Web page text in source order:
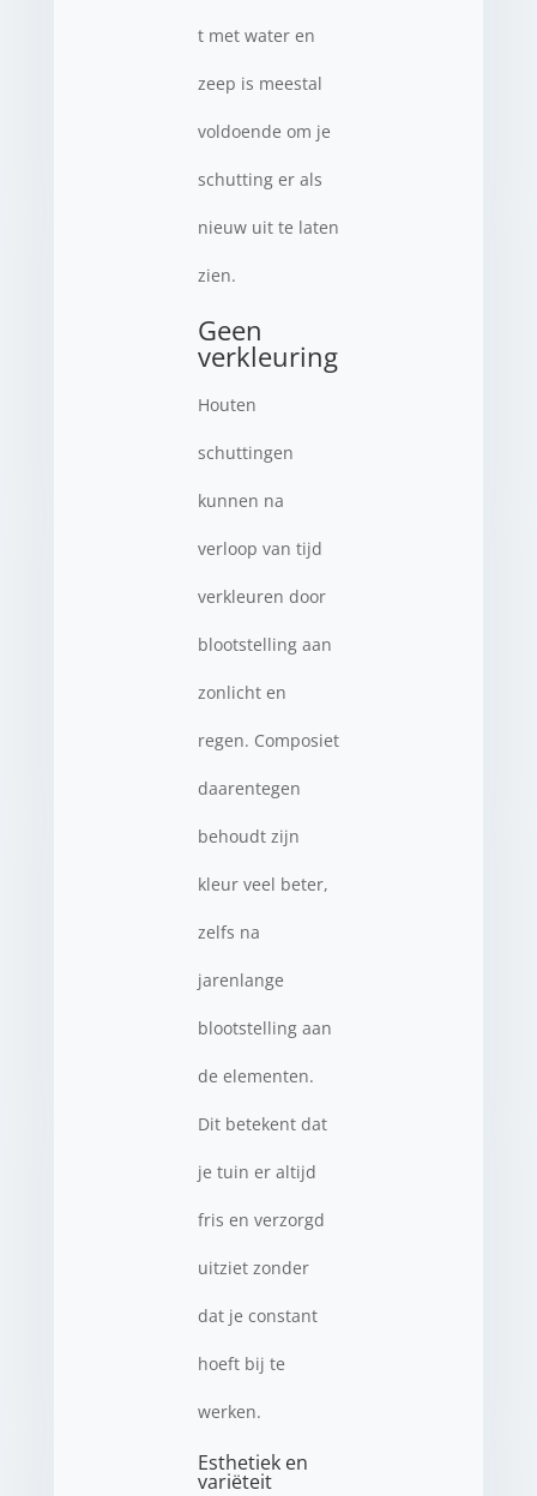
t met water en
zeep is meestal
voldoende om je
schutting er als
nieuw uit te laten
zien.
Geen
verkleuring
Houten
schuttingen
kunnen na
verloop van tijd
verkleuren door
blootstelling aan
zonlicht en
regen. Composiet
daarentegen
behoudt zijn
kleur veel beter,
zelfs na
jarenlange
blootstelling aan
de elementen.
Dit betekent dat
je tuin er altijd
fris en verzorgd
uitziet zonder
dat je constant
hoeft bij te
werken.
Esthetiek en
variëteit